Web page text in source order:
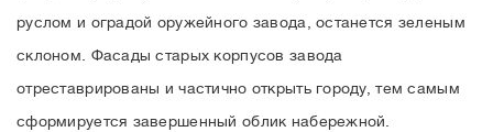
руслом и оградой оружейного завода, останется зеленым
склоном. Фасады старых корпусов завода
отреставрированы и частично открыть городу, тем самым
сформируется завершенный облик набережной.